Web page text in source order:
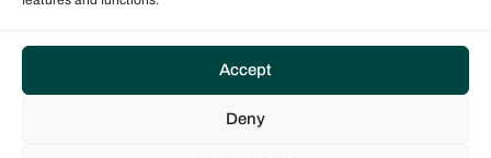
Accept
Deny